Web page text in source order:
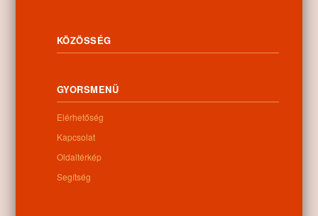
Kategóriák: Egyéb
Információk
4262 Nyíracsád, Kassai u. 4.
Telefon:
KÖZÖSSÉG
GYORSMENÜ
Elérhetőség
Kapcsolat
Oldaltérkép
Segítség